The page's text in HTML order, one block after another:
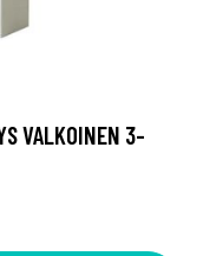
VALKOINEN 3-